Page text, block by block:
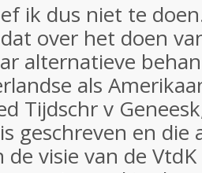
ik dus niet te
over het doen
alternatieve
als
Tijdschr v
geschreven en die
visie van de